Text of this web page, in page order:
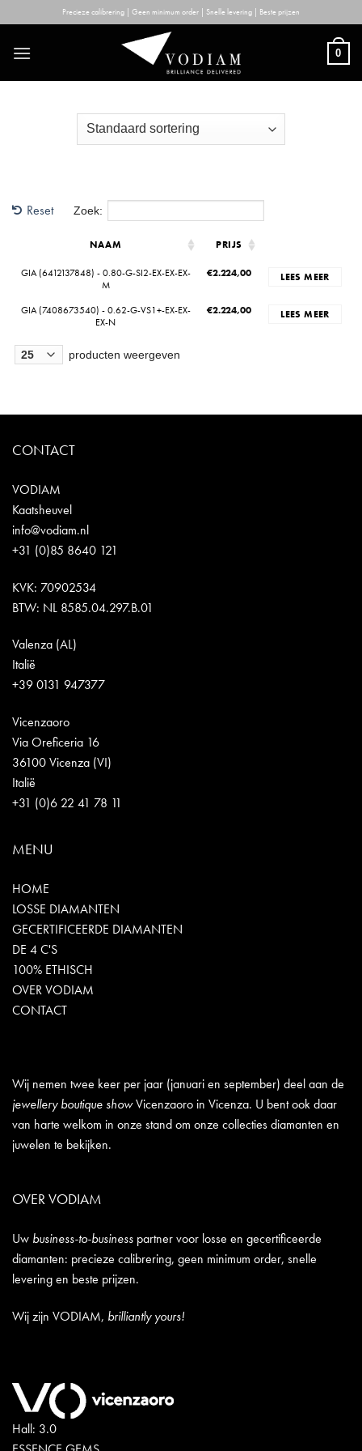
to
content
Precieze calibrering | Geen minimum order | Snelle levering | Beste prijzen
0
Reset Zoek:
NAAM PRIJS
GIA (6412137848) - 0.80-G-SI2-EX-EX-EX-
M
€2.224,00 LEES MEER
GIA (7408673540) - 0.62-G-VS1+-EX-EX-
EX-N
€2.224,00 LEES MEER
producten weergeven
CONTACT
VODIAM
Kaatsheuvel
info@vodiam.nl
+31 (0)85 8640 121
KVK: 70902534
BTW: NL 8585.04.297.B.01
Valenza (AL)
Italië
+39 0131 947377
Vicenzaoro
Via Oreficeria 16
36100 Vicenza (VI)
Italië
+31 (0)6 22 41 78 11
MENU
HOME
LOSSE DIAMANTEN
GECERTIFICEERDE DIAMANTEN
DE 4 C'S
100% ETHISCH
OVER VODIAM
CONTACT
Wij nemen twee keer per jaar (januari en september) deel aan de
jewellery boutique showVicenzaoro in Vicenza. U bent ook daar
van harte welkom in onze stand om onze collecties diamanten en
juwelen te bekijken.
OVER VODIAM
Uw business-to-business partner voor losse en gecertificeerde
diamanten: precieze calibrering, geen minimum order, snelle
levering en beste prijzen.
Wij zijn VODIAM, brilliantly yours!
Hall: 3.0